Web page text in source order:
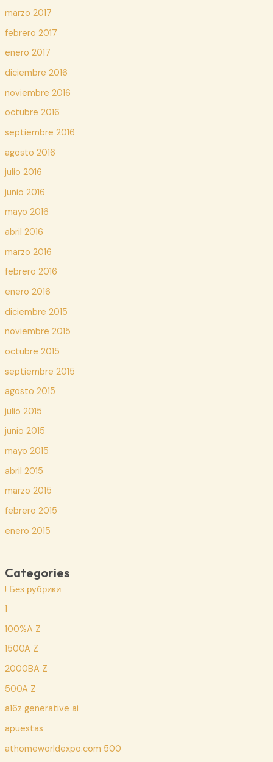
marzo 2017
febrero 2017
enero 2017
diciembre 2016
noviembre 2016
octubre 2016
septiembre 2016
agosto 2016
julio 2016
junio 2016
mayo 2016
abril 2016
marzo 2016
febrero 2016
enero 2016
diciembre 2015
noviembre 2015
octubre 2015
septiembre 2015
agosto 2015
julio 2015
junio 2015
mayo 2015
abril 2015
marzo 2015
febrero 2015
enero 2015
Categories
! Без рубрики
1
100%A Z
1500A Z
2000BA Z
500A Z
a16z generative ai
apuestas
athomeworldexpo.com 500